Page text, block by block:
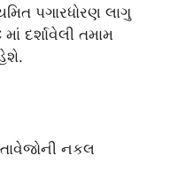
પગારધોરણ લાગુ
દર્શાવેલી તમામ
નકલ